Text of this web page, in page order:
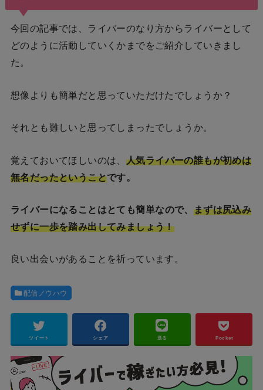
今回の記事では、ライバーのなり方からライバーとして
どのように活動していくかまでをご紹介していきまし
た。
想像よりも簡単だと思っていただけたでしょうか？
それとも難しいと思ってしまったでしょうか。
覚えておいてほしいのは、 人気ライバーの誰もが初めは
無名だったということです。
ライバーになることは とても簡単なので、 まずは尻込み
せずに一歩を踏み出してみましょう！
良い出会いがあることを祈っています。
配信ノウハウ
ツイート シェア 送る Pocket